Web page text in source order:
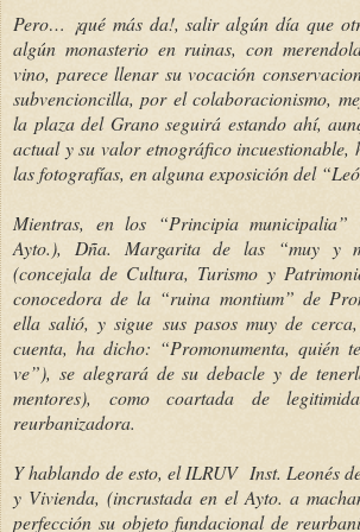
Pero… ¡qué más da!, salir algún día que
algún monasterio en ruinas, con
vino, parece llenar su vocación
subvencioncilla, por el colaboracionismo,
la plaza del Grano seguirá estando ahí,
actual y su valor etnográfico incuestionable,
las fotografías, en alguna exposición del
Mientras, en los “Principia municipalia”
Ayto.), Dña. Margarita de las “muy y
(concejala de Cultura, Turismo y
conocedora de la “ruina montium” de
ella salió, y sigue sus pasos muy de
cuenta, ha dicho: “Promonumenta, quién
ve”), se alegrará de su debacle y de
mentores), como coartada de
reurbanizadora.
Y hablando de esto, el ILRUV Inst. Leonés
y Vivienda, (incrustada en el Ayto. a
perfección su objeto fundacional de